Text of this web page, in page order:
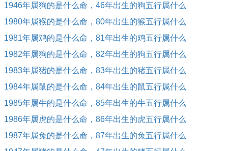
1946年属狗的是什么命，46年出生的狗五行属什么
1980年属猴的是什么命，80年出生的猴五行属什么
1981年属鸡的是什么命，81年出生的鸡五行属什么
1982年属狗的是什么命，82年出生的狗五行属什么
1983年属猪的是什么命，83年出生的猪五行属什么
1984年属鼠的是什么命，84年出生的鼠五行属什么
1985年属牛的是什么命，85年出生的牛五行属什么
1986年属虎的是什么命，86年出生的虎五行属什么
1987年属兔的是什么命，87年出生的兔五行属什么